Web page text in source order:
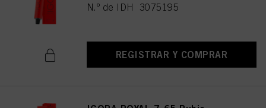
N.º de IDH 3075195
REGISTRAR Y COMPRAR